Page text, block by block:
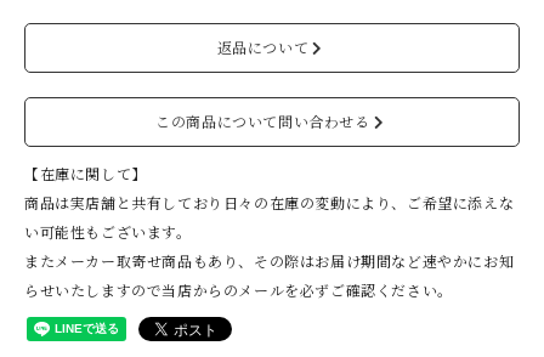
返品について
この商品について問い合わせる
【在庫に関して】
商品は実店舗と共有しており日々の在庫の変動により、ご希望に添えな
い可能性もございます。
またメーカー取寄せ商品もあり、その際はお届け期間など速やかにお知
らせいたしますので当店からのメールを必ずご確認ください。